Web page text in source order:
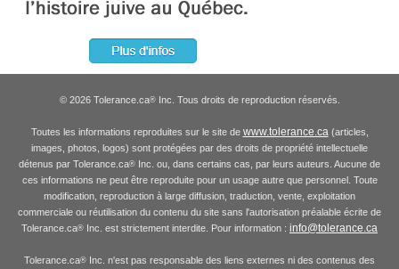
© 2026 Tolerance.ca®Inc. Tous droits de reproduction réservés.
Toutes les informations reproduites sur le site de www.tolerance.ca(articles,
images, photos, logos) sont protégées par des droits de propriété intellectuelle
détenus par Tolerance.ca® Inc. ou, dans certains cas, par leurs auteurs. Aucune de
ces informations ne peut être reproduite pour un usage autre que personnel. Toute
modification, reproduction à large diffusion, traduction, vente, exploitation
commerciale ou réutilisation du contenu du site sans l'autorisation préalable écrite de
Tolerance.ca® Inc. est strictement interdite. Pour information : info@tolerance.ca
Tolerance.ca® Inc. n'est pas responsable des liens externes ni des contenus des